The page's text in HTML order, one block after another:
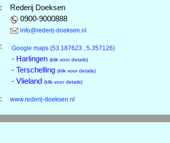
:
Rederij Doeksen
0900-9000888
info@rederij-doeksen.nl
: Google maps (53.187623 , 5.357126)
- Harlingen (klik voor details)
- Terschelling (klik voor details)
- Vlieland (klik voor details)
: www.rederij-doeksen.nl